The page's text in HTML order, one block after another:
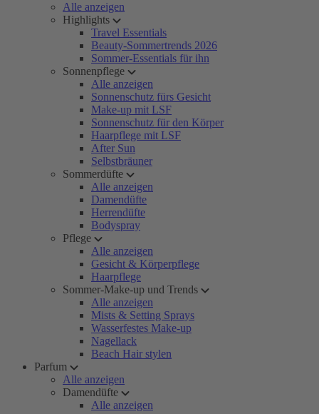
Alle anzeigen
Highlights
Travel Essentials
Beauty-Sommertrends 2026
Sommer-Essentials für ihn
Sonnenpflege
Alle anzeigen
Sonnenschutz fürs Gesicht
Make-up mit LSF
Sonnenschutz für den Körper
Haarpflege mit LSF
After Sun
Selbstbräuner
Sommerdüfte
Alle anzeigen
Damendüfte
Herrendüfte
Bodyspray
Pflege
Alle anzeigen
Gesicht & Körperpflege
Haarpflege
Sommer-Make-up und Trends
Alle anzeigen
Mists & Setting Sprays
Wasserfestes Make-up
Nagellack
Beach Hair stylen
Parfum
Alle anzeigen
Damendüfte
Alle anzeigen